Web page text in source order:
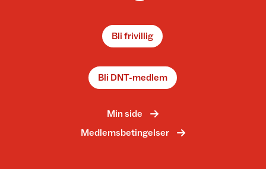
Bli frivillig
Bli DNT-medlem
Min side
Medlemsbetingelser